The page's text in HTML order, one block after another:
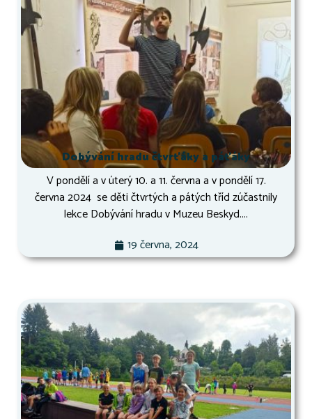
Dobývání hradu čtvrťáky a páťáky
V pondělí a v úterý 10. a 11. června a v pondělí 17.
června 2024 se děti čtvrtých a pátých tříd zúčastnily
lekce Dobývání hradu v Muzeu Beskyd....
19 června, 2024